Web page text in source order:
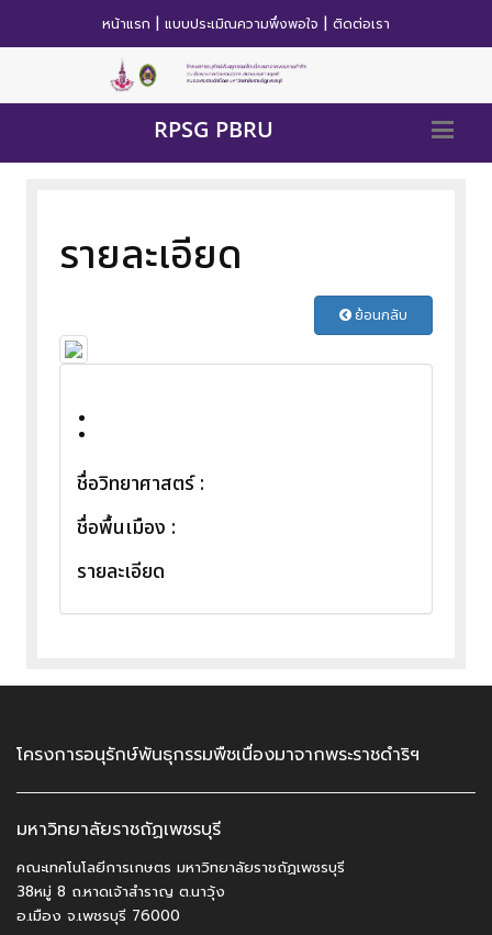
หน้าแรก | แบบประเมิณความพึ่งพอใจ | ติดต่อเรา
RPSG PBRU
รายละเอียด
ย้อนกลับ
:
ชื่อวิทยาศาสตร์ :
ชื่อพื้นเมือง :
รายละเอียด
โครงการอนุรักษ์พันธุกรรมพืชเนื่องมาจากพระราชดำริฯ
มหาวิทยาลัยราชถัฏเพชรบุรี
คณะเทคโนโลยีการเกษตร มหาวิทยาลัยราชถัฏเพชรบุรี
38หมู่ 8 ถ.หาดเจ้าสำราญ ต.นาวุ้ง
อ.เมือง จ.เพชรบุรี 76000